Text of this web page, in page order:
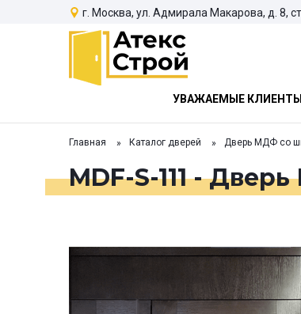
г. Москва, ул. Адмирала Макарова, д. 8,
УВАЖАЕМЫЕ
Главная Каталог дверей Дверь МДФ со
MDF-S-111 -